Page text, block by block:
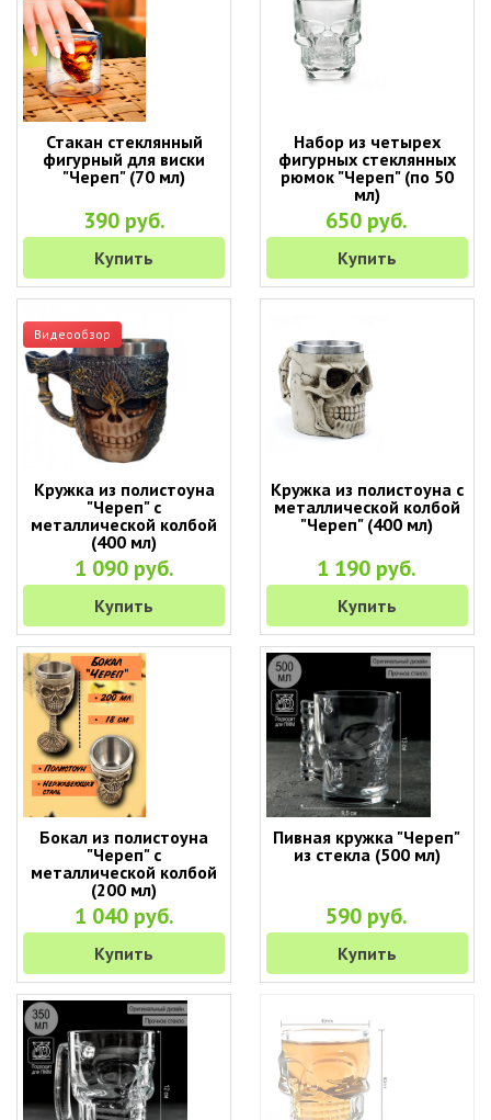
Стакан стеклянный
фигурный для виски
"Череп" (70 мл)
390 руб.
Купить
Набор из четырех
фигурных стеклянных
рюмок "Череп" (по 50
мл)
650 руб.
Купить
Видеообзор
Кружка из полистоуна
"Череп" с
металлической колбой
(400 мл)
1 090 руб.
Купить
Кружка из полистоуна с
металлической колбой
"Череп" (400 мл)
1 190 руб.
Купить
Бокал из полистоуна
"Череп" с
металлической колбой
(200 мл)
1 040 руб.
Купить
Пивная кружка "Череп"
из стекла (500 мл)
590 руб.
Купить